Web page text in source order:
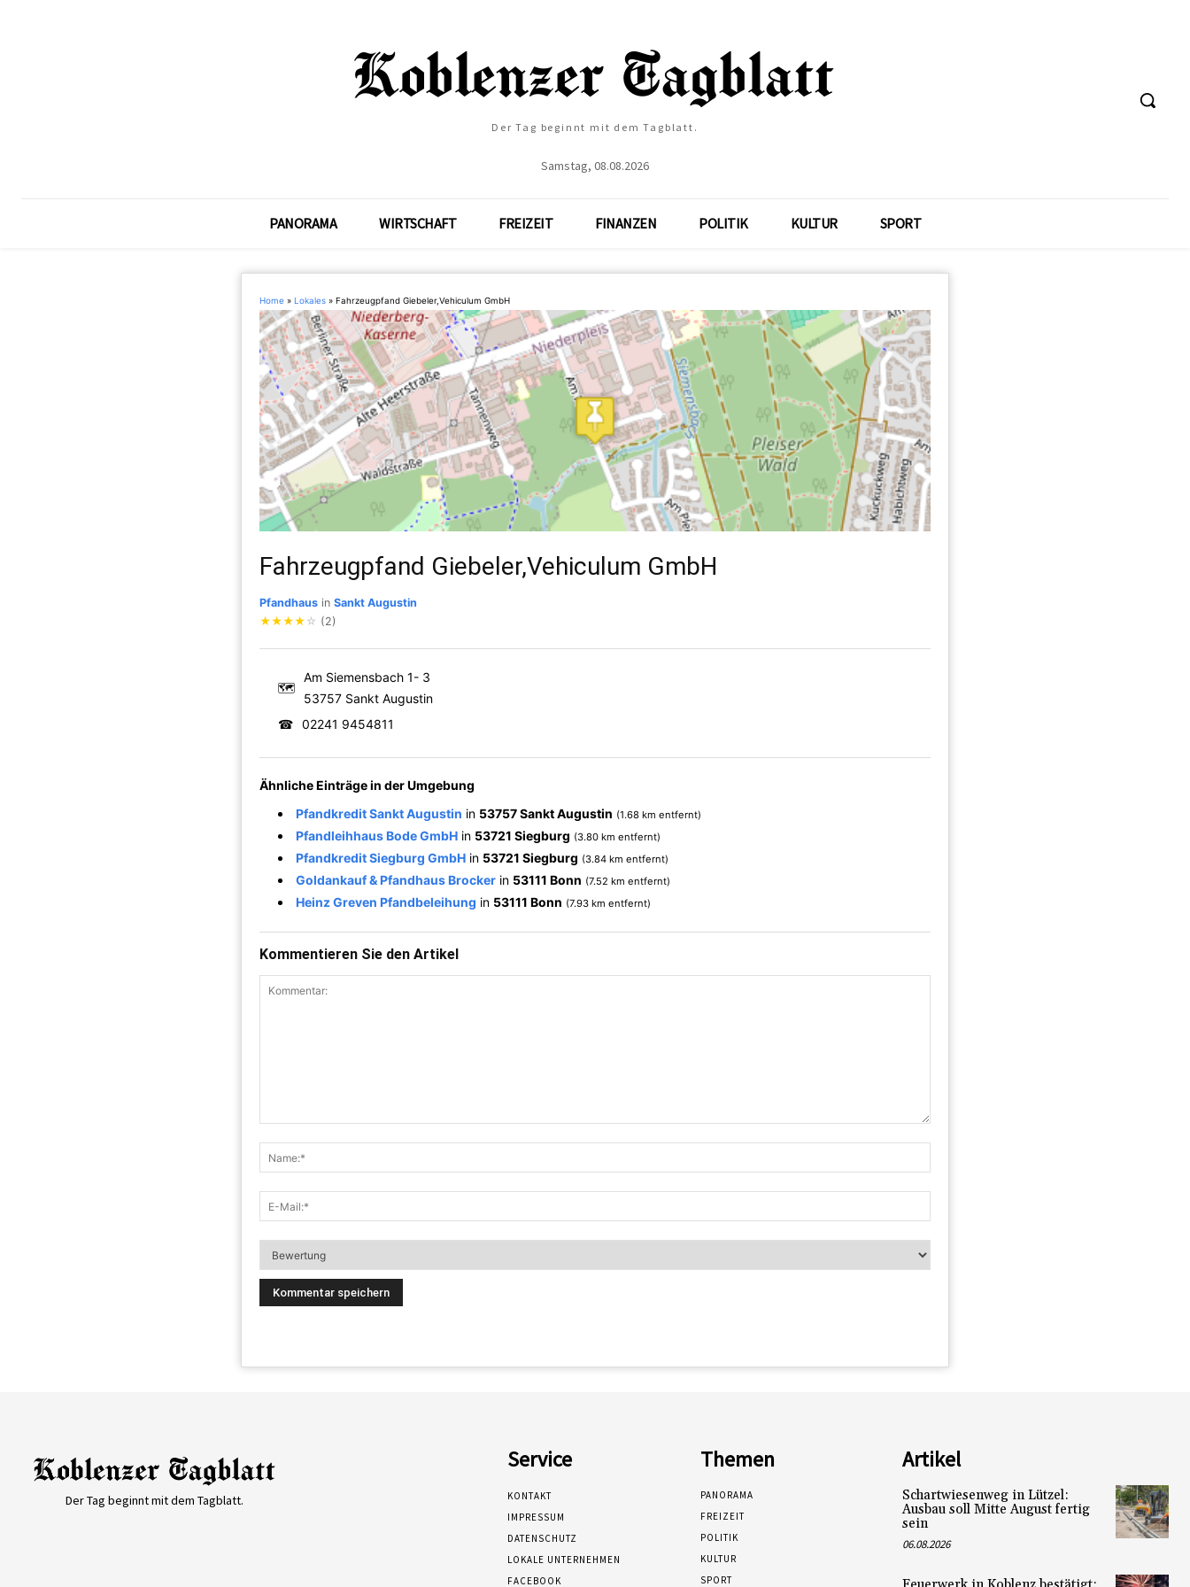
Der Tag beginnt mit dem Tagblatt.
Samstag, 08.08.2026
PANORAMA WIRTSCHAFT FREIZEIT FINANZEN POLITIK KULTUR SPORT
Home » Lokales » Fahrzeugpfand Giebeler,Vehiculum GmbH
Fahrzeugpfand Giebeler,Vehiculum GmbH
Pfandhaus in Sankt Augustin
★★★★ ☆ (2)
🗺
Am Siemensbach 1- 3
53757 Sankt Augustin
☎ 02241 9454811
Ähnliche Einträge in der Umgebung
Pfandkredit Sankt Augustin in 53757 Sankt Augustin (1.68 km entfernt)
Pfandleihhaus Bode GmbH in 53721 Siegburg (3.80 km entfernt)
Pfandkredit Siegburg GmbH in 53721 Siegburg (3.84 km entfernt)
Goldankauf & Pfandhaus Brocker in 53111 Bonn (7.52 km entfernt)
Heinz Greven Pfandbeleihung in 53111 Bonn (7.93 km entfernt)
Kommentieren Sie den Artikel
Der Tag beginnt mit dem Tagblatt.
Service
KONTAKT
IMPRESSUM
DATENSCHUTZ
LOKALE UNTERNEHMEN
FACEBOOK
Themen
PANORAMA
FREIZEIT
POLITIK
KULTUR
SPORT
Artikel
Schartwiesenweg in Lützel:
Ausbau soll Mitte August fertig
sein
06.08.2026